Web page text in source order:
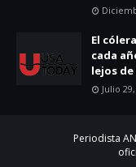
El
cada
lejos
Julio
Periodista